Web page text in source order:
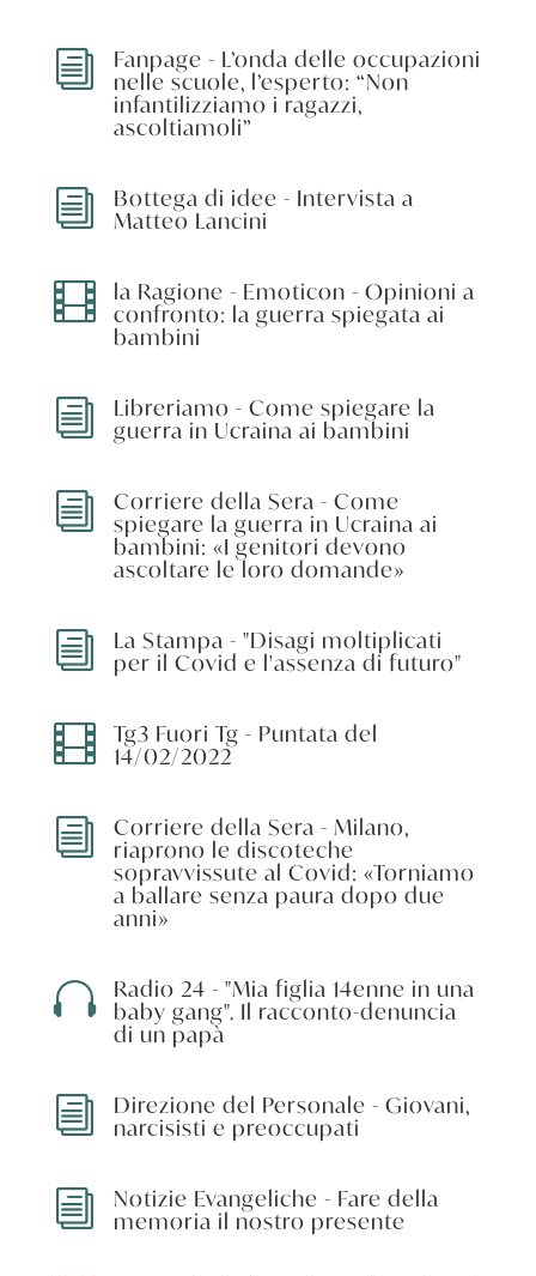
i Fanpage - L’onda delle occupazioni
nelle scuole, l’esperto: “Non
infantilizziamo i ragazzi,
ascoltiamoli”
i Bottega di idee - Intervista a
Matteo Lancini
 la Ragione - Emoticon - Opinioni a
confronto: la guerra spiegata ai
bambini
i Libreriamo - Come spiegare la
guerra in Ucraina ai bambini
i Corriere della Sera - Come
spiegare la guerra in Ucraina ai
bambini: «I genitori devono
ascoltare le loro domande»
i La Stampa - "Disagi moltiplicati
per il Covid e l'assenza di futuro"
 Tg3 Fuori Tg - Puntata del
14/02/2022
i Corriere della Sera - Milano,
riaprono le discoteche
sopravvissute al Covid: «Torniamo
a ballare senza paura dopo due
anni»
 Radio 24 - "Mia figlia 14enne in una
baby gang". Il racconto-denuncia
di un papà
i Direzione del Personale - Giovani,
narcisisti e preoccupati
i Notizie Evangeliche - Fare della
memoria il nostro presente